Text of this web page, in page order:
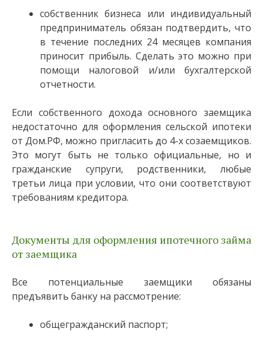
собственник бизнеса или индивидуальный
предприниматель обязан подтвердить, что
в течение последних 24 месяцев компания
приносит прибыль. Сделать это можно при
помощи налоговой и/или бухгалтерской
отчетности.
Если собственного дохода основного заемщика
недостаточно для оформления сельской ипотеки
от Дом.РФ, можно пригласить до 4-х созаемщиков.
Это могут быть не только официальные, но и
гражданские супруги, родственники, любые
третьи лица при условии, что они соответствуют
требованиям кредитора.
Документы для оформления ипотечного займа
от заемщика
Все потенциальные заемщики обязаны
предъявить банку на рассмотрение:
общегражданский паспорт;